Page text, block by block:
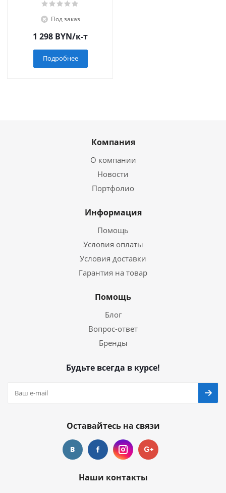
Под заказ
1 298 BYN/к-т
Подробнее
Компания
О компании
Новости
Портфолио
Информация
Помощь
Условия оплаты
Условия доставки
Гарантия на товар
Помощь
Блог
Вопрос-ответ
Бренды
Будьте всегда в курсе!
Оставайтесь на связи
Наши контакты